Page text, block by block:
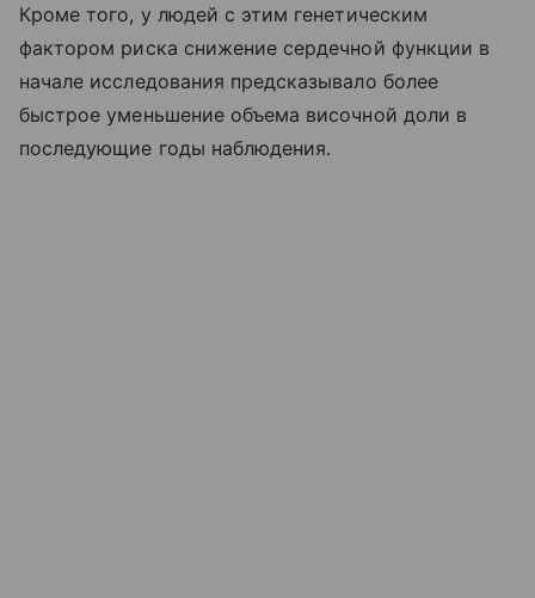
Кроме того, у людей с этим генетическим
фактором риска снижение сердечной функции в
начале исследования предсказывало более
быстрое уменьшение объема височной доли в
последующие годы наблюдения.